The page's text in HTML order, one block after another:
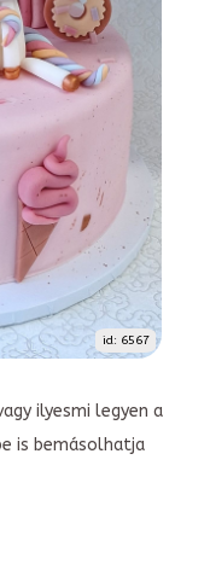
id: 6567
ilyesmi legyen a
is bemásolhatja